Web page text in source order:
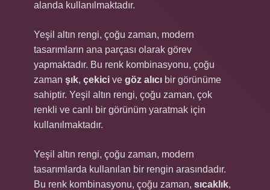
alanda kullanılmaktadır.
Yeşil altın rengi, çoğu zaman, modern
tasarımların ana parçası olarak görev
yapmaktadır. Bu renk kombinasyonu, çoğu
zaman şık, çekici ve göz alıcı bir görünüme
sahiptir. Yeşil altın rengi, çoğu zaman, çok
renkli ve canlı bir görünüm yaratmak için
kullanılmaktadır.
Yeşil altın rengi, çoğu zaman, modern
tasarımlarda kullanılan bir rengin arasındadır.
Bu renk kombinasyonu, çoğu zaman, sıcaklık,